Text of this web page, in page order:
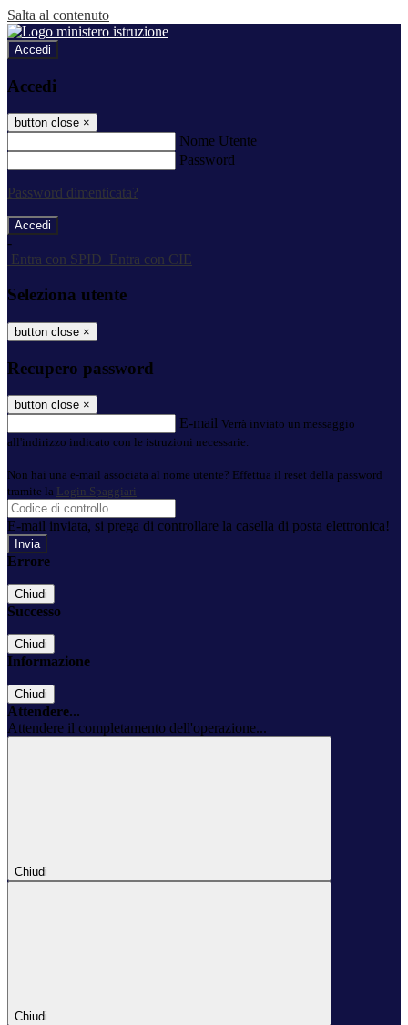
Salta al contenuto
Accedi
Accedi
button close ×
Nome Utente
Password
Password dimenticata?
-
Entra con SPID
Entra con CIE
Seleziona utente
button close ×
Recupero password
button close ×
E-mail Verrà inviato un messaggio
all'indirizzo indicato con le istruzioni necessarie.
Non hai una e-mail associata al nome utente? Effettua il reset della password
tramite la Login Spaggiari
E-mail inviata, si prega di controllare la casella di posta elettronica!
Errore
Chiudi
Successo
Chiudi
Informazione
Chiudi
Attendere...
Attendere il completamento dell'operazione...
Chiudi
Chiudi